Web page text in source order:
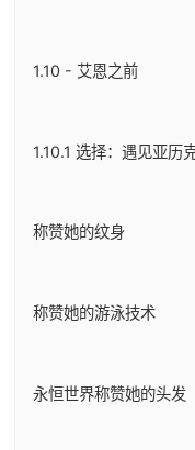
1.10 - 艾恩之前
1.10.1 选择：遇见亚历
称赞她的纹身
称赞她的游泳技术
永恒世界称赞她的头发